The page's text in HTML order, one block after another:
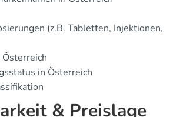
(z.B. Tabletten, Injektionen,
in Österreich
& Preislage